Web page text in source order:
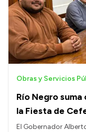
Río Negro
la Fiesta de
Obras y Servicios
El Gobernador